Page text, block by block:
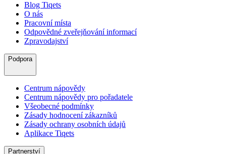
Blog Tiqets
O nás
Pracovní místa
Odpovědné zveřejňování informací
Zpravodajství
Podpora
Centrum nápovědy
Centrum nápovědy pro pořadatele
Všeobecné podmínky
Zásady hodnocení zákazníků
Zásady ochrany osobních údajů
Aplikace Tiqets
Partnerství